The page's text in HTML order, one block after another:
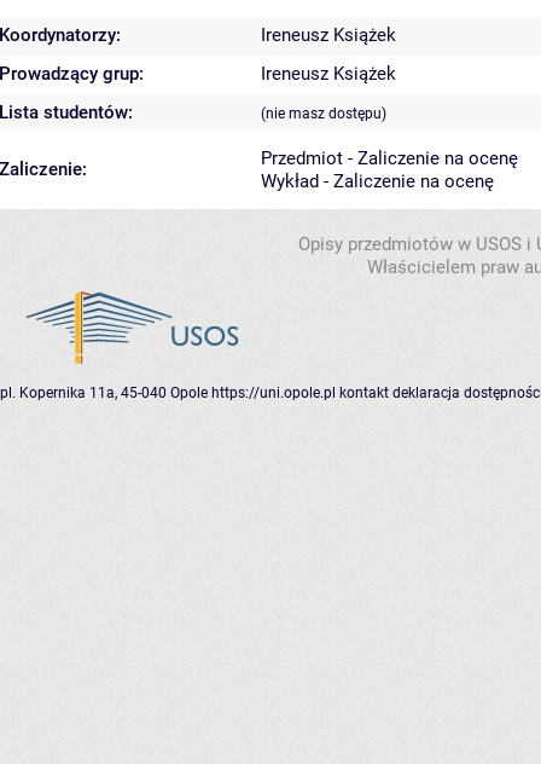
Koordynatorzy:
Ireneusz Książek
Prowadzący grup:
Ireneusz Książek
Lista studentów:
(nie masz dostępu)
Zaliczenie:
Przedmiot - Zaliczenie na ocenę
Wykład - Zaliczenie na ocenę
Opisy przedmiotów w USOS
Właścicielem praw
pl. Kopernika 11a, 45-040 Opole https://uni.opole.pl kontakt deklaracja